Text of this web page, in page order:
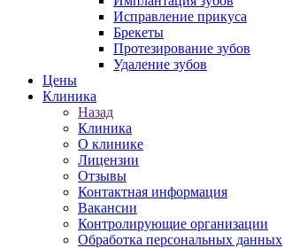
Исправление прикуса
Брекеты
Протезирование зубов
Удаление зубов
Цены
Клиника
Назад
Клиника
О клинике
Лицензии
Отзывы
Контактная информация
Вакансии
Контролирующие организации
Обработка персональных данных